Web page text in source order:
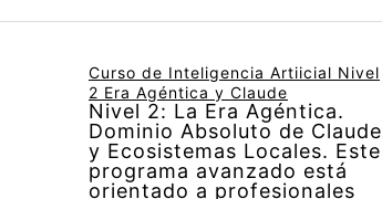
Curso de Inteligencia Artiicial Nivel
2 Era Agéntica y Claude
Nivel 2: La Era Agéntica.
Dominio Absoluto de Claude
y Ecosistemas Locales. Este
programa avanzado está
orientado a profesionales